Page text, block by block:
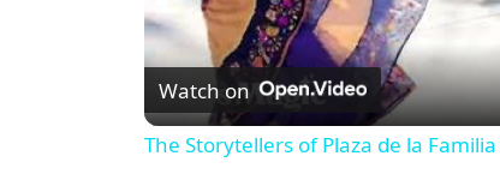
Watch on
The Storytellers of Plaza de la